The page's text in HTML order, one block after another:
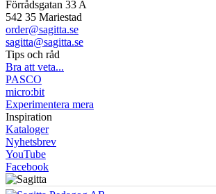
Förrådsgatan 33 A
542 35 Mariestad
order@sagitta.se
sagitta@sagitta.se
Tips och råd
Bra att veta...
PASCO
micro:bit
Experimentera mera
Inspiration
Kataloger
Nyhetsbrev
YouTube
Facebook